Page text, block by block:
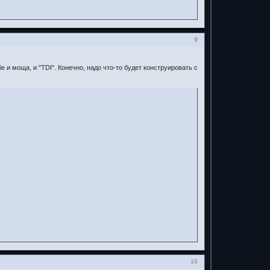
9
моща, и "TDI". Конечно, надо что-то будет конструировать с
10